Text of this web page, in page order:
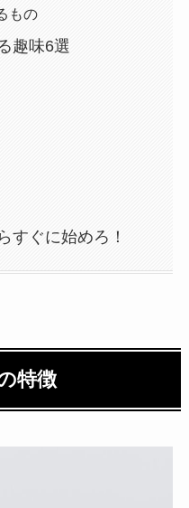
もの
趣味6選
すぐに始めろ！
特徴